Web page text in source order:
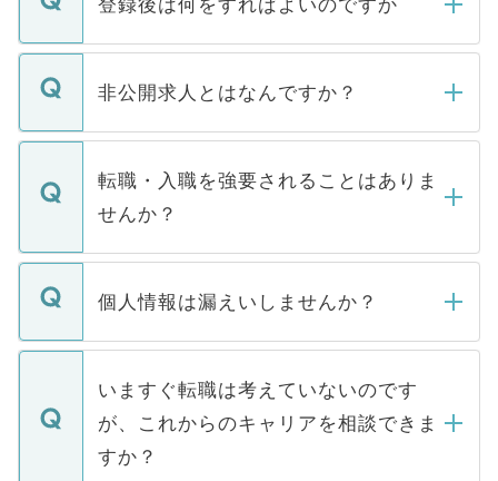
登録後は何をすればよいのですか
ご登録いただきましたら、弊社担当者がご
登録内容を確認し、その後メールもしくは
ます。通常、5営業日以内にはご連絡をせて
いただきますので、しばらくお待ちくださ
非公開求人とはなんですか？
マイナビDOCTORで取り扱っている求人の
うち約3割は、Webサイトからご覧いただ
けない「非公開求人」です。非公開求人は
下記の理由によって、一般には公開してい
ません。
■応募殺到を避けるため 人気のある医療機
関を公にしてしまうと、応募が殺到する場
に、医療機関が求める条件に合った人材の
みを人材紹介会社に依頼するケースが増え
ています。
転職・入職を強要されることはありま
せんか？
転職・入職を強要することは一切ありませ
ん。また、仮に応募先から内定をいただい
定を承諾する必要はありません。内定先へ
の辞退の連絡はキャリアパートナーが行い
個人情報は漏えいしませんか？
個人情報が漏えいすることはありませんの
で、ご安心ください。当サイトからの登録
などで収集したご登録者様の個人情報は、
ご本人のキャリアアップおよび転職活動の
支援を目的に使用いたします。お預かりし
いますぐ転職は考えていないのです
が、これからのキャリアを相談できま
すか？